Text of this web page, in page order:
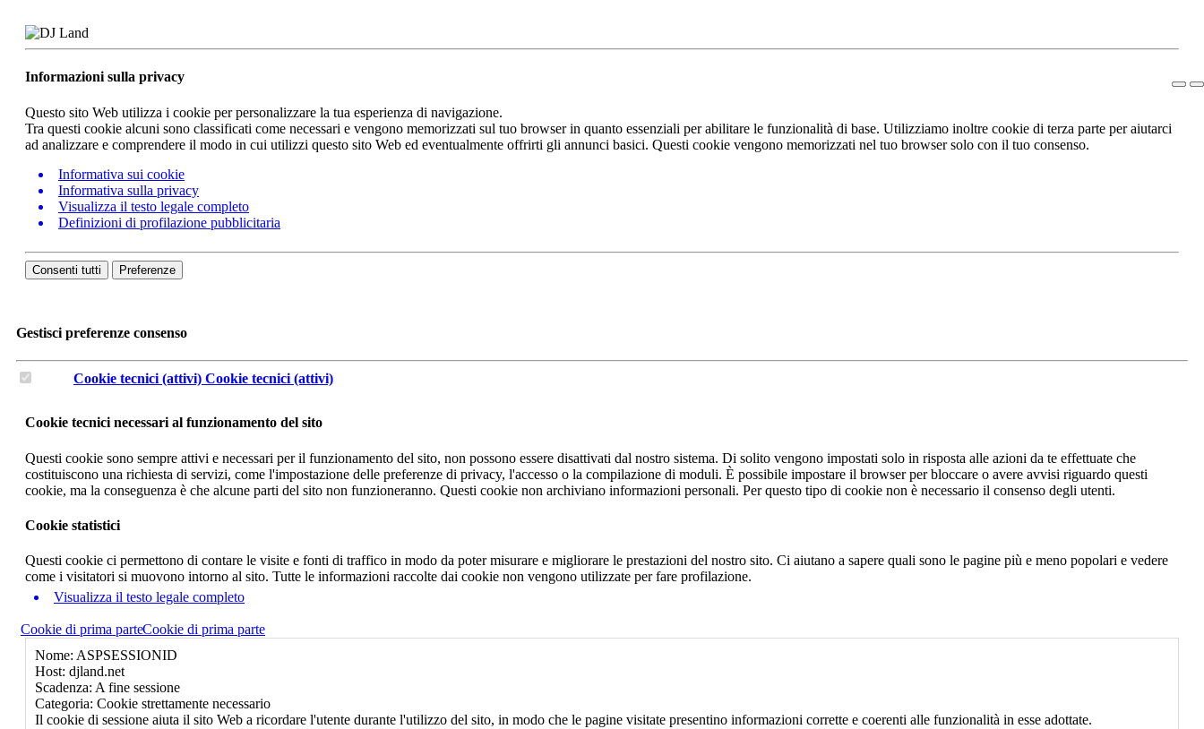
Informazioni sulla privacy
Questo sito Web utilizza i cookie per personalizzare la tua esperienza di navigazione.
Tra questi cookie alcuni sono classificati come necessari e vengono memorizzati sul tuo browser in quanto essenziali per abilitare le funzionalità di base. Utilizziamo inoltre cookie di terza parte per aiutarci
ad analizzare e comprendere il modo in cui utilizzi questo sito Web ed eventualmente offrirti gli annunci basici. Questi cookie vengono memorizzati nel tuo browser solo con il tuo consenso.
Informativa sui cookie
Informativa sulla privacy
Visualizza il testo legale completo
Definizioni di profilazione pubblicitaria
Consenti tutti Preferenze
Gestisci preferenze consenso
Cookie tecnici (attivi) Cookie tecnici (attivi)
Cookie tecnici necessari al funzionamento del sito
Questi cookie sono sempre attivi e necessari per il funzionamento del sito, non possono essere disattivati dal nostro sistema. Di solito vengono impostati solo in risposta alle azioni da te effettuate che
costituiscono una richiesta di servizi, come l'impostazione delle preferenze di privacy, l'accesso o la compilazione di moduli. È possibile impostare il browser per bloccare o avere avvisi riguardo questi
cookie, ma la conseguenza è che alcune parti del sito non funzioneranno. Questi cookie non archiviano informazioni personali. Per questo tipo di cookie non è necessario il consenso degli utenti.
Cookie statistici
Questi cookie ci permettono di contare le visite e fonti di traffico in modo da poter misurare e migliorare le prestazioni del nostro sito. Ci aiutano a sapere quali sono le pagine più e meno popolari e vedere
come i visitatori si muovono intorno al sito. Tutte le informazioni raccolte dai cookie non vengono utilizzate per fare profilazione.
Visualizza il testo legale completo
Cookie di prima parteCookie di prima parte
Nome: ASPSESSIONID
Host: djland.net
Scadenza: A fine sessione
Categoria: Cookie strettamente necessario
Il cookie di sessione aiuta il sito Web a ricordare l'utente durante l'utilizzo del sito, in modo che le pagine visitate presentino informazioni corrette e coerenti alle funzionalità in esse adottate.